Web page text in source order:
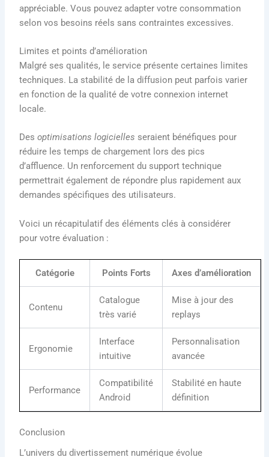
appréciable. Vous pouvez adapter votre consommation
selon vos besoins réels sans contraintes excessives.
Limites et points d’amélioration
Malgré ses qualités, le service présente certaines limites
techniques. La stabilité de la diffusion peut parfois varier
en fonction de la qualité de votre connexion internet
locale.
Desoptimisations logicielles seraient bénéfiques pour
réduire les temps de chargement lors des pics
d’affluence. Un renforcement du support technique
permettrait également de répondre plus rapidement aux
demandes spécifiques des utilisateurs.
Voici un récapitulatif des éléments clés à considérer
pour votre évaluation :
Catégorie Points Forts Axes d’amélioration
Contenu
Catalogue
très varié
Mise à jour des
replays
Ergonomie
Interface
intuitive
Personnalisation
avancée
Performance
Compatibilité
Android
Stabilité en haute
définition
Conclusion
L’univers du divertissement numérique évolue